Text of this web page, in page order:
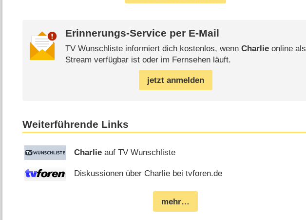
Erinnerungs-Service per E-Mail
TV Wunschliste informiert dich kostenlos, wenn Charlieonline als
Stream verfügbar ist oder im Fernsehen läuft.
jetzt anmelden
Weiterführende Links
Charlie auf TV Wunschliste
Diskussionen über Charlie bei tvforen.de
mehr…